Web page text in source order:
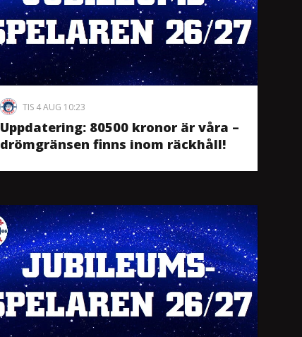
TIS 4 AUG 10:23
Uppdatering: 80500 kronor är våra –
drömgränsen finns inom räckhåll!